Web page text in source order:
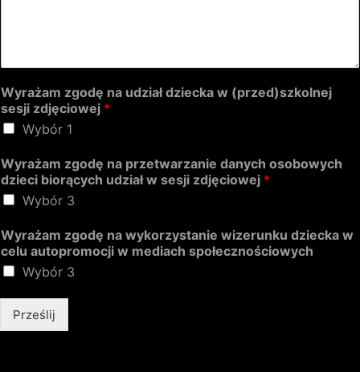
Wyrażam zgodę na udział dziecka w (przed)szkolnej
sesji zdjęciowej *
Wybór 1
Wyrażam zgodę na przetwarzanie danych osobowych
dzieci biorących udział w sesji zdjęciowej *
Wybór 3
Wyrażam zgodę na wykorzystanie wizerunku dziecka w
celu autopromocji w mediach społecznościowych
Wybór 3
Prześlij